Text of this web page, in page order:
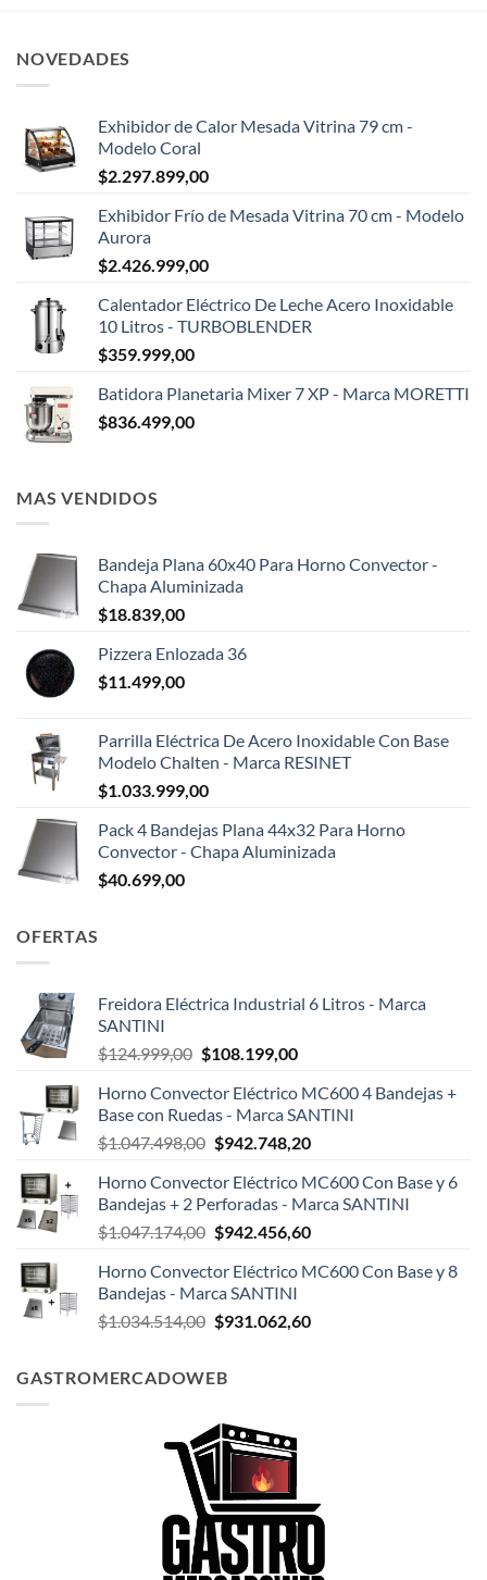
NOVEDADES
Exhibidor de Calor Mesada Vitrina 79 cm -
Modelo Coral
$2.297.899,00
Exhibidor Frío de Mesada Vitrina 70 cm - Modelo
Aurora
$2.426.999,00
Calentador Eléctrico De Leche Acero Inoxidable
10 Litros - TURBOBLENDER
$359.999,00
Batidora Planetaria Mixer 7 XP - Marca MORETTI
$836.499,00
MAS VENDIDOS
Bandeja Plana 60x40 Para Horno Convector -
Chapa Aluminizada
$18.839,00
Pizzera Enlozada 36
$11.499,00
Parrilla Eléctrica De Acero Inoxidable Con Base
Modelo Chalten - Marca RESINET
$1.033.999,00
Pack 4 Bandejas Plana 44x32 Para Horno
Convector - Chapa Aluminizada
$40.699,00
OFERTAS
Freidora Eléctrica Industrial 6 Litros - Marca
SANTINI
$124.999,00 El
original
era:
$124.999,00.
$108.199,00El
actual
es:
$108.199,00.
Horno Convector Eléctrico MC600 4 Bandejas +
Base con Ruedas - Marca SANTINI
$1.047.498,00 El
original
era:
$1.047.498,00.
$942.748,20El
actual
es:
$942.748,20.
Horno Convector Eléctrico MC600 Con Base y 6
Bandejas + 2 Perforadas - Marca SANTINI
$1.047.174,00 El
original
era:
$1.047.174,00.
$942.456,60El
actual
$942.456,60.
Horno Convector Eléctrico MC600 Con Base y 8
Bandejas - Marca SANTINI
$1.034.514,00 El
era:
$931.062,60El
GASTROMERCADOWEB